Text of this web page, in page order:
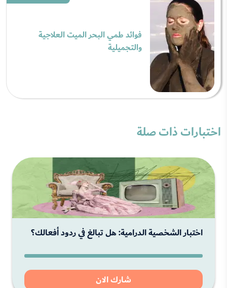
فوائد طمي البحر الميت العلاجية
والتجميلية
اختبارات ذات صلة
اختبار الشخصية الدرامية: هل تبالغ في ردود أفعالك؟
شارك الان